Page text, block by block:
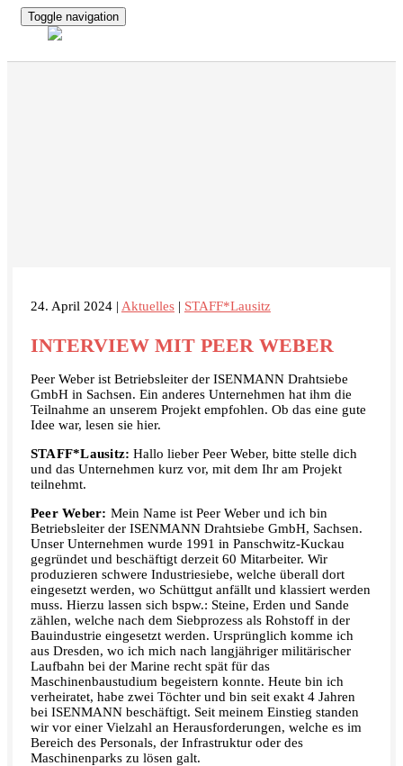
Toggle navigation
24. April 2024 | Aktuelles| STAFF*Lausitz
INTERVIEW MIT PEER WEBER
Peer Weber ist Betriebsleiter der ISENMANN Drahtsiebe
GmbH in Sachsen. Ein anderes Unternehmen hat ihm die
Teilnahme an unserem Projekt empfohlen. Ob das eine gute
Idee war, lesen sie hier.
STAFF*Lausitz: Hallo lieber Peer Weber, bitte stelle dich
und das Unternehmen kurz vor, mit dem Ihr am Projekt
teilnehmt.
Peer Weber: Mein Name ist Peer Weber und ich bin
Betriebsleiter der ISENMANN Drahtsiebe GmbH, Sachsen.
Unser Unternehmen wurde 1991 in Panschwitz-Kuckau
gegründet und beschäftigt derzeit 60 Mitarbeiter. Wir
produzieren schwere Industriesiebe, welche überall dort
eingesetzt werden, wo Schüttgut anfällt und klassiert werden
muss. Hierzu lassen sich bspw.: Steine, Erden und Sande
zählen, welche nach dem Siebprozess als Rohstoff in der
Bauindustrie eingesetzt werden. Ursprünglich komme ich
aus Dresden, wo ich mich nach langjähriger militärischer
Laufbahn bei der Marine recht spät für das
Maschinenbaustudium begeistern konnte. Heute bin ich
verheiratet, habe zwei Töchter und bin seit exakt 4 Jahren
bei ISENMANN beschäftigt. Seit meinem Einstieg standen
wir vor einer Vielzahl an Herausforderungen, welche es im
Bereich des Personals, der Infrastruktur oder des
Maschinenparks zu lösen galt.